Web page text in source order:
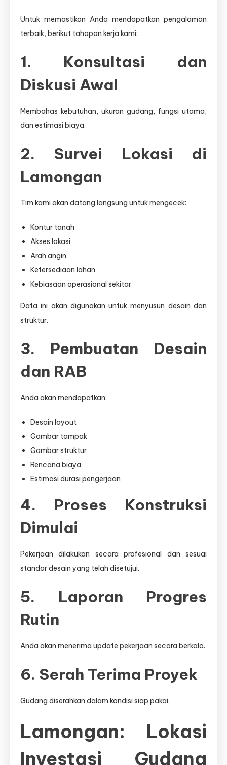
Untuk memastikan Anda mendapatkan pengalaman
terbaik, berikut tahapan kerja kami:
1. Konsultasi dan
Diskusi Awal
Membahas kebutuhan, ukuran gudang, fungsi utama,
dan estimasi biaya.
2. Survei Lokasi di
Lamongan
Tim kami akan datang langsung untuk mengecek:
Kontur tanah
Akses lokasi
Arah angin
Ketersediaan lahan
Kebiasaan operasional sekitar
Data ini akan digunakan untuk menyusun desain dan
struktur.
3. Pembuatan Desain
dan RAB
Anda akan mendapatkan:
Desain layout
Gambar tampak
Gambar struktur
Rencana biaya
Estimasi durasi pengerjaan
4. Proses Konstruksi
Dimulai
Pekerjaan dilakukan secara profesional dan sesuai
standar desain yang telah disetujui.
5. Laporan Progres
Rutin
Anda akan menerima update pekerjaan secara berkala.
6. Serah Terima Proyek
Gudang diserahkan dalam kondisi siap pakai.
Lamongan: Lokasi
Investasi Gudang